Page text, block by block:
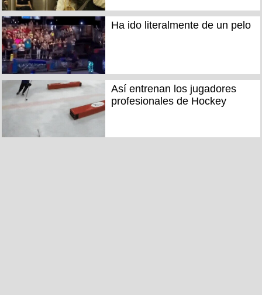
Ha ido literalmente de un pelo
Así entrenan los jugadores
profesionales de Hockey